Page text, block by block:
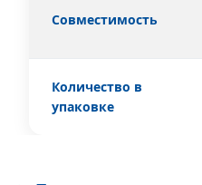
Совместимость
Количество в
упаковке